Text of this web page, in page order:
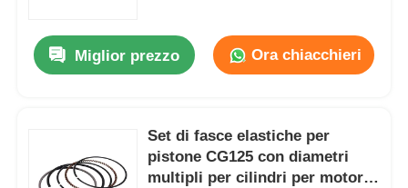
Miglior prezzo Ora chiacchieri
Set di fasce elastiche per
pistone CG125 con diametri
multipli per cilindri per motore